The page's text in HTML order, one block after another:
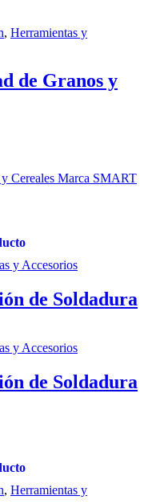
, Herramientas y
de Granos y
Cereales Marca SMART
y Accesorios
de Soldadura
y Accesorios
de Soldadura
, Herramientas y